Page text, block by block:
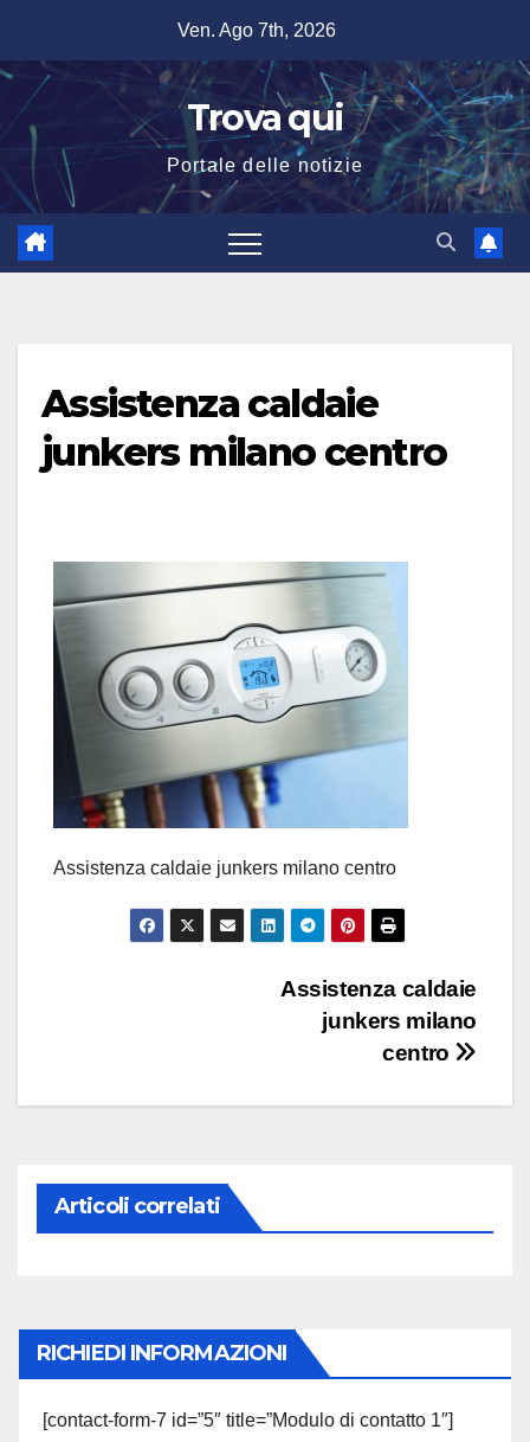
contenuto
Ven. Ago 7th, 2026
Trova qui
Portale delle notizie
Assistenza caldaie
junkers milano centro
Assistenza caldaie junkers milano centro
Assistenza caldaie
junkers milano
centro
Articoli correlati
RICHIEDI INFORMAZIONI
[contact-form-7 id=”5″ title=”Modulo di contatto 1″]